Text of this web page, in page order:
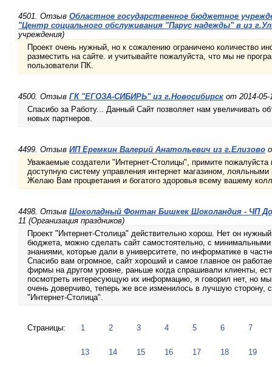
4501. Отзыв Областное государственное бюджетное
"Центр социального обслуживания "Парус надежды" в из
учреждения)
Проект очень нужный, но к сожалению ограничено количество
разместить на сайте. и учитывайте пожалуйста, что мы не
пользователи ПК.
4500. Отзыв ГК "ЕГОЗА-СИБИРЬ" из г.Новосибирск от 2014-05-
Спасибо за Работу... Данный Сайт позволяет нам увеличивать
новых партнеров.
4499. Отзыв ИП Еремкин Валерий Анатольевич из г.Елизово
Уважаемые создатели "Интернет-Столицы", примите пожалуйста
доступную систему управления интернет магазином,
Желаю Вам процветания и богатого здоровья всему вашему
4498. Отзыв Шоколадный Фонтан Бишкек Шоколандия - ЧП
11 (Организация праздников)
Проект "Интернет-Столица" действительно хорош. Нет он
бюджета, можно сделать сайт самостоятельно, с
знаниями, которые дали в университете, по информатике в
Спасибо вам огромное, сайт хороший и самое главное он
фирмы на другом уровне, раньше когда спрашивали клиенты,
посмотреть интересующую их информацию, я говорил нет, но
очень доверчиво, теперь же все изменилось в лучшую сторону,
"Интернет-Столица".
Страницы: 1 2 3 4 5 6 7
13 14 15 16 17 18 19